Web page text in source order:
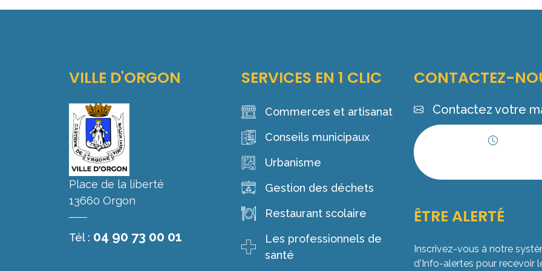
VILLE D'ORGON
Place de la liberté
13660 Orgon
Tél : 04 90 73 00 01
SERVICES EN 1 CLIC
Commerces et artisanat
Conseils municipaux
Urbanisme
Gestion des déchets
Restaurant scolaire
Les professionnels de
santé
CONTACTEZ-
Contactez votre
ÊTRE ALERTÉ
Inscrivez-vous à notre
d'Info-alertes pour recevoir